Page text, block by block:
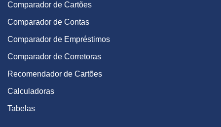
Comparador de Cartões
Comparador de Contas
Comparador de Empréstimos
Comparador de Corretoras
Recomendador de Cartões
Calculadoras
Tabelas